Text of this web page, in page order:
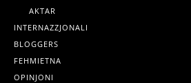
AKTAR
INTERNAZZJONALI
BLOGGERS
FEHMIETNA
OPINJONI